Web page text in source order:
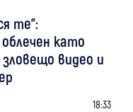
те":
като
зловещо видео и
18:33